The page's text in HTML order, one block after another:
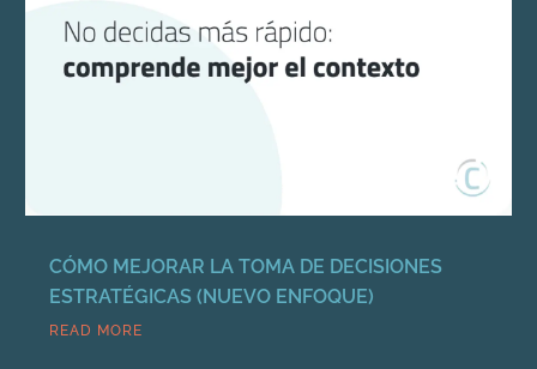
CÓMO MEJORAR LA TOMA DE DECISIONES
ESTRATÉGICAS (NUEVO ENFOQUE)
READ MORE